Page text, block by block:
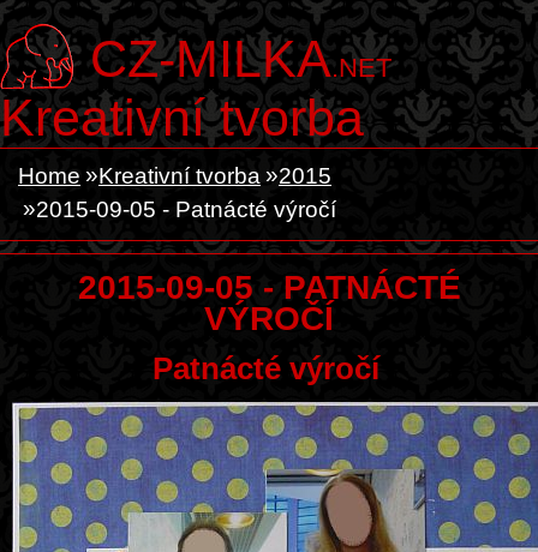
CZ-MILKA.NET
Kreativní tvorba
Home Kreativní tvorba
2015
2015-09-05 - Patnácté výročí
2015-09-05 - PATNÁCTÉ
VÝROČÍ
Patnácté výročí